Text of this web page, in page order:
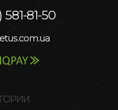
581-81-50